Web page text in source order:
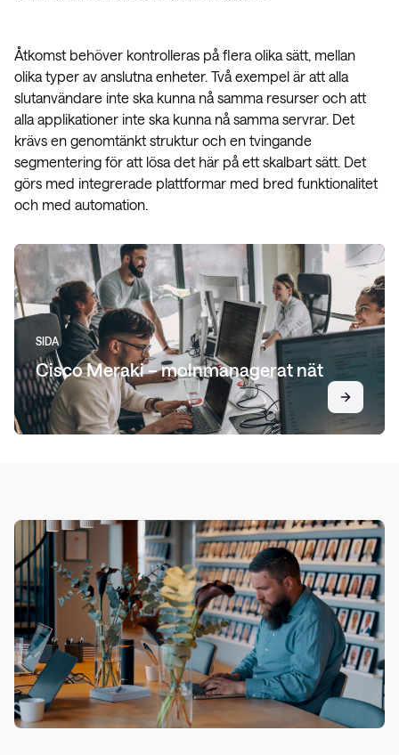
Åtkomst behöver kontrolleras på flera olika sätt, mellan
olika typer av anslutna enheter. Två exempel är att alla
slutanvändare inte ska kunna nå samma resurser och att
alla applikationer inte ska kunna nå samma servrar. Det
krävs en genomtänkt struktur och en tvingande
segmentering för att lösa det här på ett skalbart sätt. Det
görs med integrerade plattformar med bred funktionalitet
och med automation.
SIDA
Cisco Meraki – molnmanagerat nät